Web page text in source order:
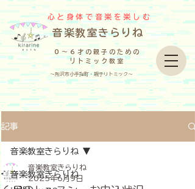
心と身体で音楽を楽しむ
０～６才の親子のための
リトミック教室
​音楽教室きらりね
～所沢市小手指町・親子リトミック～
記事
音楽教室きらりね
音楽教室きらりね
音楽教室きらりね
2025年6月9日